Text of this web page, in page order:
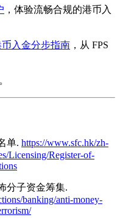
，体验流畅合规的港币入
币入金分步指南 ，从 FPS
单. https://www.sfc.hk/zh-
Licensing/Register-of-
分子资金筹集.
banking/anti-money-